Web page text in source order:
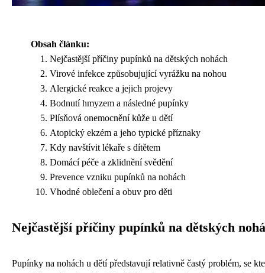
Obsah článku:
Nejčastější příčiny pupínků na dětských nohách
Virové infekce způsobujující vyrážku na nohou
Alergické reakce a jejich projevy
Bodnutí hmyzem a následné pupínky
Plísňová onemocnění kůže u dětí
Atopický ekzém a jeho typické příznaky
Kdy navštívit lékaře s dítětem
Domácí péče a zklidnění svědění
Prevence vzniku pupínků na nohách
Vhodné oblečení a obuv pro děti
Nejčastější příčiny pupínků na dětských
Pupínky na nohách u dětí představují relativně častý problém, se